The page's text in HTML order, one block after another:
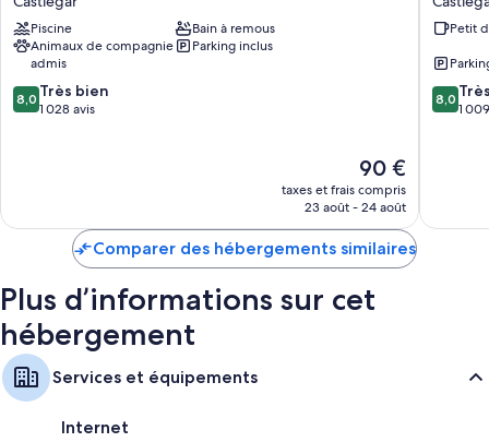
Lits avec surmatelas et couette en duvet d'oie
Castlegar
Castlegar
Piscine
Bain à remous
Animaux de compagnie
admis
Parking inclus
8.0
sur
8,0 Très bien
1 028 avis
Le
nouveau
prix
de
90 €
taxes et frais compris
23 août - 24 août
by
BestPetit
8.0
sur
8,0
1
Comparer des hébergements similaires
Plus d’informations sur cet
hébergement
Services et équipements
Internet